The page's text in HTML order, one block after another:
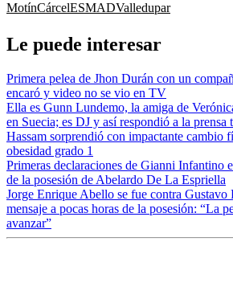
MotínCárcelESMADValledupar
Le puede interesar
Primera pelea de Jhon Durán con un
encaró y video no se vio en TV
Ella es Gunn Lundemo, la amiga de
en Suecia; es DJ y así respondió a la prensa
Hassam sorprendió con impactante cambio
obesidad grado 1
Primeras declaraciones de Gianni Infantino
de la posesión de Abelardo De La Espriella
Jorge Enrique Abello se fue contra Gustavo
mensaje a pocas horas de la posesión: “La
avanzar”